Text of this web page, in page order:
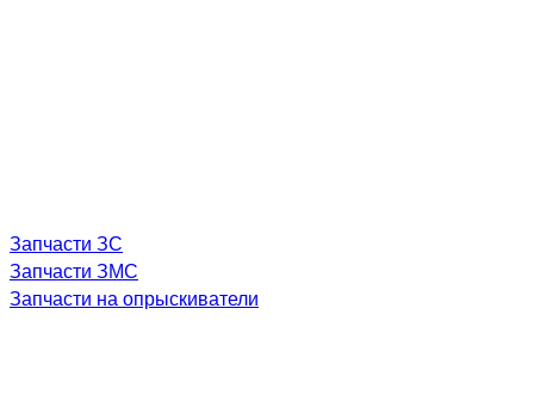
Запчасти ЗС
Запчасти ЗМС
Запчасти на опрыскиватели